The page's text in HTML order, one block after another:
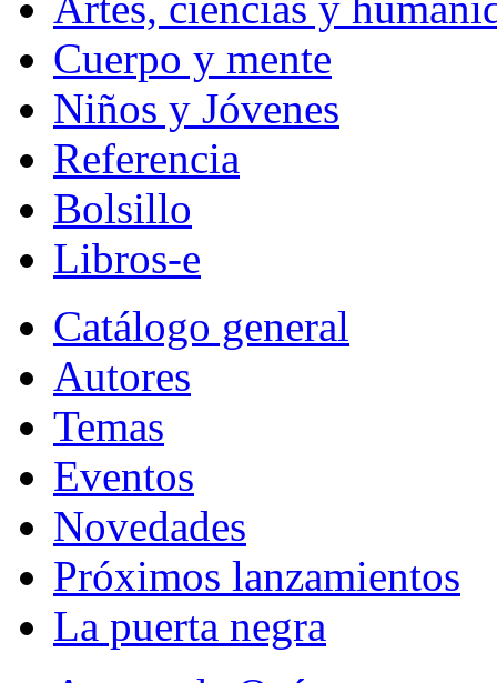
Cuerpo y mente
Niños y Jóvenes
Referencia
Bolsillo
Libros-e
Catálogo general
Autores
Temas
Eventos
Novedades
Próximos lanzamientos
La puerta negra